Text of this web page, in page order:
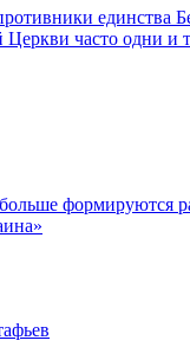
единства
Церкви часто одни и
формируются